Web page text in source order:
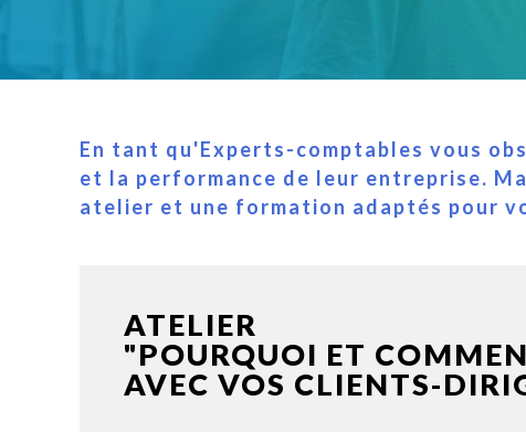
En tant qu'Experts-comptables vous
et la performance de leur entreprise.
atelier et une formation adaptés pour
ATELIER
"POURQUOI ET
AVEC VOS CLIENTS-